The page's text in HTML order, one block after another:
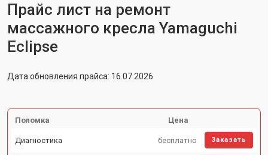
Прайс лист на ремонт
массажного кресла Yamaguchi
Eclipse
Дата обновления прайса: 16.07.2026
Поломка Цена
Диагностика бесплатно Заказать